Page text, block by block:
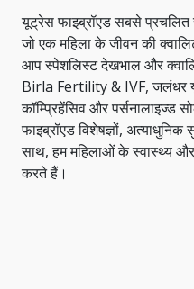
यूट्रेस फाइब्रॉएड सबसे प्रचलित
जो एक महिला के जीवन की
आप स्पेशलिस्ट देखभाल और
Birla Fertility & IVF, जलंधर
कॉम्प्रिहेंसिव और पर्सनालाइज्ड
फाइब्रॉएड विशेषज्ञों,
साथ, हम महिलाओं के स्वास्थ्य
करते हैं।